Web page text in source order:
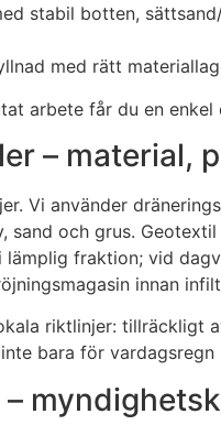
stabil botten,
med rätt
arbete får du en
– material,
Vi använder
och grus.
fraktion; vid
innan
riktlinjer: tillräckligt
bara för